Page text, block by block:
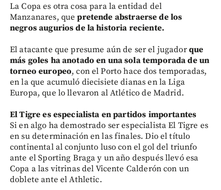
La Copa es otra cosa para la entidad del
Manzanares, quepretende abstraerse de los
negros augurios de la historia reciente.
El atacante que presume aún de ser el jugadorque
más goles ha anotado en una sola temporada de un
torneo europeo, con el Porto hace dos temporadas,
en la que acumuló diecisiete dianas en la Liga
Europa, que lo llevaron al Atlético de Madrid.
El Tigre es especialista en partidos importantes
Si en algo ha demostrado ser especialista El Tigre es
en su determinación en las finales. Dio el título
continental al conjunto luso con el gol del triunfo
ante el Sporting Braga y un año después llevó esa
Copa a las vitrinas del Vicente Calderón con un
doblete ante el Athletic.